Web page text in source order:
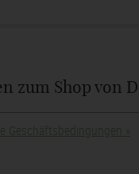
zum Shop von
Geschäftsbedingungen